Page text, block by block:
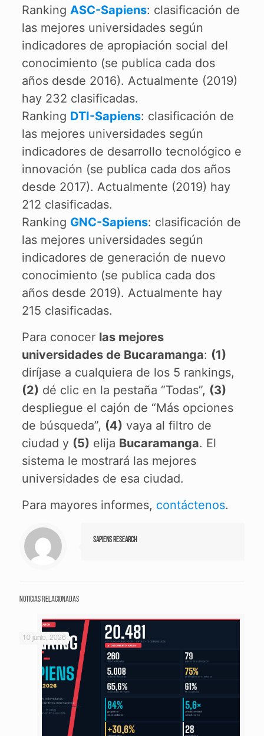
Ranking ASC-Sapiens: clasificación de
las mejores universidades según
indicadores de apropiación social del
conocimiento (se publica cada dos
años desde 2016). Actualmente (2019)
hay 232 clasificadas.
Ranking DTI-Sapiens: clasificación de
las mejores universidades según
indicadores de desarrollo tecnológico e
innovación (se publica cada dos años
desde 2017). Actualmente (2019) hay
212 clasificadas.
Ranking GNC-Sapiens: clasificación de
las mejores universidades según
indicadores de generación de nuevo
conocimiento (se publica cada dos
años desde 2019). Actualmente hay
215 clasificadas.
Para conocer las mejores
universidades de Bucaramanga: (1)
diríjase a cualquiera de los 5 rankings,
(2) dé clic en la pestaña “Todas”, (3)
despliegue el cajón de “Más opciones
de búsqueda”, (4) vaya al filtro de
ciudad y (5) elija Bucaramanga. El
sistema le mostrará las mejores
universidades de esa ciudad.
Para mayores informes, contáctenos.
Sapiens Research
Noticias relacionadas
10 junio, 2026